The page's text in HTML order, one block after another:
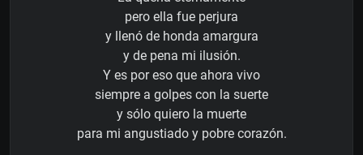
pero ella fue perjura
y llenó de honda amargura
y de pena mi ilusión.
Y es por eso que ahora vivo
siempre a golpes con la suerte
y sólo quiero la muerte
para mi angustiado y pobre corazón.